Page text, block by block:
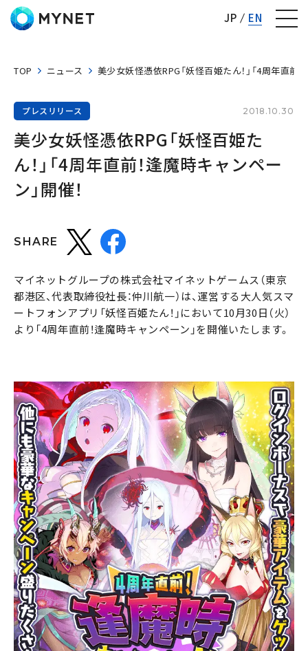
JP EN
TOP ニュース 美少女妖怪憑依RPG「妖怪百姫たん！」「4周年直前
プレスリリース 2018.10.30
美少女妖怪憑依RPG「妖怪百姫た
ん！」「4周年直前！逢魔時キャンペー
ン」開催！
SHARE
マイネットグループの株式会社マイネットゲームス（東京
都港区、代表取締役社長：仲川航一）は、運営する大人気スマ
ートフォンアプリ「妖怪百姫たん！」において10月30日（火）
より「4周年直前！逢魔時キャンペーン」を開催いたします。